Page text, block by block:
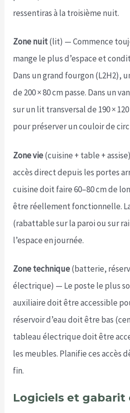
ressentiras à la troisième nuit.
Zone nuit(lit) — Commence
mange le plus d’espace et
Dans un grand fourgon (L2H2),
de 200 × 80 cm passe. Dans un
sur un lit transversal de 190 ×
pour préserver un couloir de
Zone vie(cuisine + table +
accès direct depuis les portes
cuisine doit faire 60–80 cm de
être réellement fonctionnelle.
(rabattable sur la paroi ou sur
l’espace en journée.
Zone technique(batterie,
électrique) — Le poste le plus
auxiliaire doit être accessible
réservoir d’eau doit être bas
tableau électrique doit être
les meubles. Planifie ces accès
fin.
Logiciels et gabarit